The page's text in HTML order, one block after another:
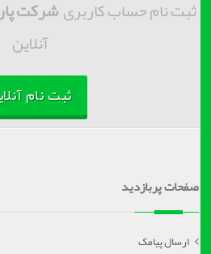
ثبت نام حساب کاربریشرکت
آنلاین
ثبت نام
صفحات پربازدید
ارسال پیامک